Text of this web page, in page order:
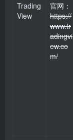
Trading
View
官网：
https://
www.tr
adingvi
ew.co
m/